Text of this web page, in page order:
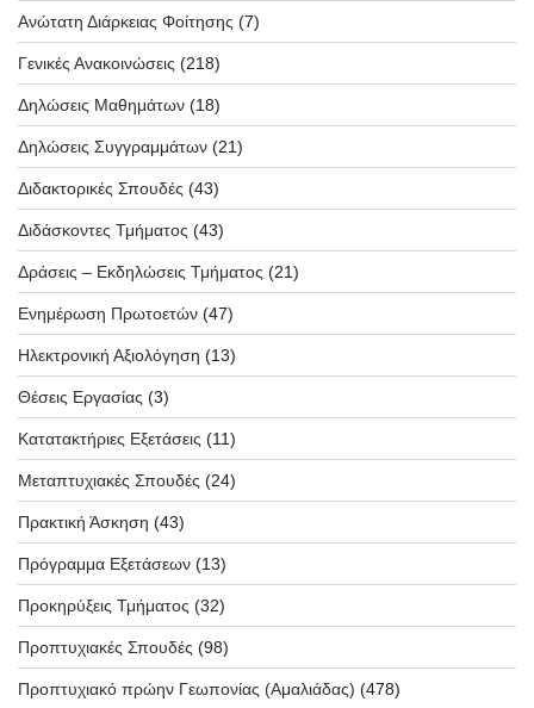
Ανώτατη Διάρκειας Φοίτησης (7)
Γενικές Ανακοινώσεις (218)
Δηλώσεις Μαθημάτων (18)
Δηλώσεις Συγγραμμάτων (21)
Διδακτορικές Σπουδές (43)
Διδάσκοντες Τμήματος (43)
Δράσεις – Εκδηλώσεις Τμήματος (21)
Ενημέρωση Πρωτοετών (47)
Ηλεκτρονική Αξιολόγηση (13)
Θέσεις Εργασίας (3)
Κατατακτήριες Εξετάσεις (11)
Μεταπτυχιακές Σπουδές (24)
Πρακτική Άσκηση (43)
Πρόγραμμα Εξετάσεων (13)
Προκηρύξεις Τμήματος (32)
Προπτυχιακές Σπουδές (98)
Προπτυχιακό πρώην Γεωπονίας (Αμαλιάδας) (478)